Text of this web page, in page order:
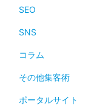
SEO
SNS
コラム
その他集客術
ポータルサイト